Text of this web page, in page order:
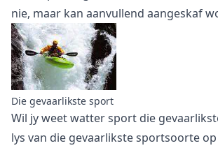
nie, maar kan aanvullend aangeskaf
Die gevaarlikste sport
Wil jy weetwatter sport die
lys van die gevaarlikste sportsoorte